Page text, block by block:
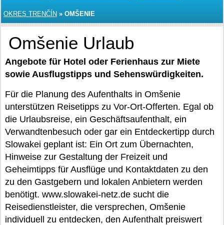
OKRES TRENČÍN » OMŠENIE
Omšenie Urlaub
Angebote für Hotel oder Ferienhaus zur Miete
sowie Ausflugstipps und Sehenswürdigkeiten.
Für die Planung des Aufenthalts in Omšenie
unterstützen Reisetipps zu Vor-Ort-Offerten. Egal ob
die Urlaubsreise, ein Geschäftsaufenthalt, ein
Verwandtenbesuch oder gar ein Entdeckertipp durch
Slowakei geplant ist: Ein Ort zum Übernachten,
Hinweise zur Gestaltung der Freizeit und
Geheimtipps für Ausflüge und Kontaktdaten zu den
zu den Gastgebern und lokalen Anbietern werden
benötigt. www.slowakei-netz.de sucht die
Reisedienstleister, die versprechen, Omšenie
individuell zu entdecken, den Aufenthalt preiswert